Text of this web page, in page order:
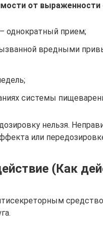
от
однократный прием;
вредными
системы
нельзя.
или
(Как